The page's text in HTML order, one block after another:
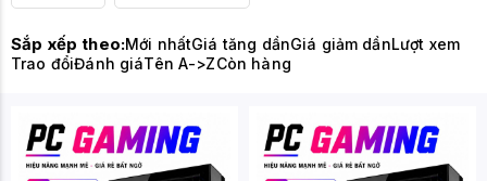
Sắp xếp theo:Mới nhấtGiá tăng dầnGiá giảm dầnLượt xem
Trao đổiĐánh giáTên A->ZCòn hàng